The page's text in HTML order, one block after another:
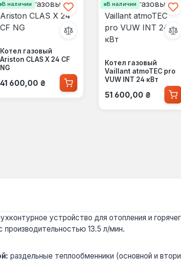
В наличии
Котел газовый
Ariston CLAS X 24 CF
NG
Обычная цена:
41 600,00 ₴
В наличии
Котел газовый
Vaillant atmoTEC pro
VUW INT 24 кВт
Обычная цена:
51 600,00 ₴
устройство для отопления и
производительностью 13.5 л/мин.
раздельные теплообменники (основной и